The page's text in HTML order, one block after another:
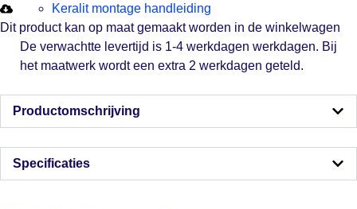
Keralit montage handleiding
Dit product kan op maat gemaakt worden in de winkelwagen
De verwachtte levertijd is 1-4 werkdagen werkdagen. Bij
het maatwerk wordt een extra 2 werkdagen geteld.
Productomschrijving
Specificaties